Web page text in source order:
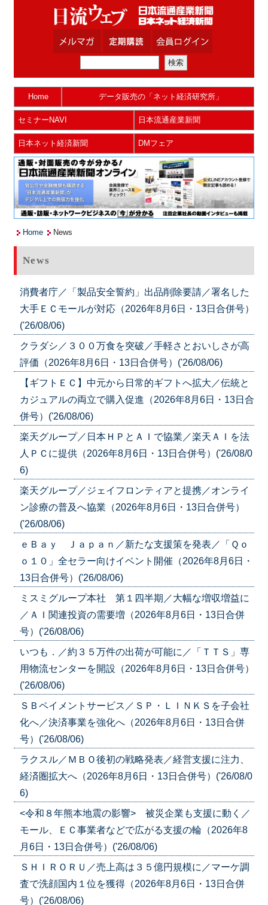
Home データ販売の「ネット経済研究所」
セミナーNAVI 日本流通産業新聞
日本ネット経済新聞 DMフェア
Home News
News
消費者庁／「製品安全誓約」出品削除要請／署名した
大手ＥＣモールが対応（2026年8月6日・13日合併号）
('26/08/06)
クラダシ／３００万食を突破／手軽さとおいしさが高
評価（2026年8月6日・13日合併号）('26/08/06)
【ギフトＥＣ】中元から日常的ギフトへ拡大／伝統と
カジュアルの両立で購入促進（2026年8月6日・13日合
併号）('26/08/06)
楽天グループ／日本ＨＰとＡＩで協業／楽天ＡＩを法
人ＰＣに提供（2026年8月6日・13日合併号）('26/08/0
6)
楽天グループ／ジェイフロンティアと提携／オンライ
ン診療の普及へ協業（2026年8月6日・13日合併号）
('26/08/06)
ｅＢａｙ Ｊａｐａｎ／新たな支援策を発表／「Ｑｏ
ｏ１０」全セラー向けイベント開催（2026年8月6日・
13日合併号）('26/08/06)
ミスミグループ本社 第１四半期／大幅な増収増益に
／ＡＩ関連投資の需要増（2026年8月6日・13日合併
号）('26/08/06)
いつも．／約３５万件の出荷が可能に／「ＴＴＳ」専
用物流センターを開設（2026年8月6日・13日合併号）
('26/08/06)
ＳＢペイメントサービス／ＳＰ・ＬＩＮＫＳを子会社
化へ／決済事業を強化へ（2026年8月6日・13日合併
号）('26/08/06)
ラクスル／ＭＢＯ後初の戦略発表／経営支援に注力、
経済圏拡大へ（2026年8月6日・13日合併号）('26/08/0
6)
<令和８年熊本地震の影響> 被災企業も支援に動く／
モール、ＥＣ事業者などで広がる支援の輪（2026年8
月6日・13日合併号）('26/08/06)
ＳＨＩＲＯＲＵ／売上高は３５億円規模に／マーケ調
査で洗顔国内１位を獲得（2026年8月6日・13日合併
号）('26/08/06)